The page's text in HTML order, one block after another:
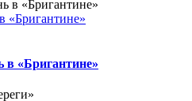
«Бригантине»
в «Бригантине»